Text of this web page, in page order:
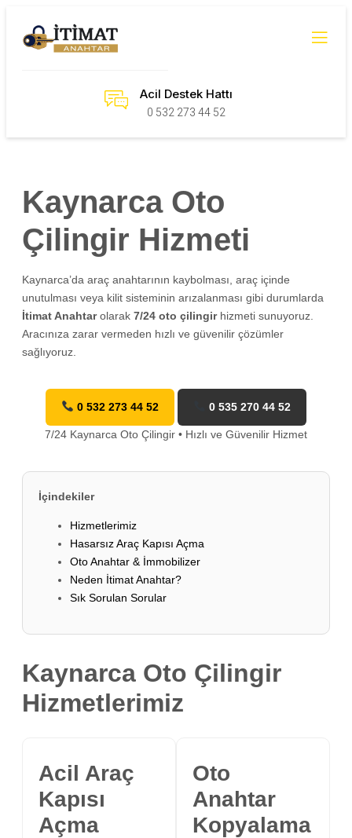
Acil Destek Hattı
0 532 273 44 52
Kaynarca Oto
Çilingir Hizmeti
Kaynarca’da araç anahtarının kaybolması, araç içinde
unutulması veya kilit sisteminin arızalanması gibi durumlarda
İtimat Anahtarolarak 7/24 oto çilingirhizmeti sunuyoruz.
Aracınıza zarar vermeden hızlı ve güvenilir çözümler
sağlıyoruz.
0 532 273 44 52 0 535 270 44 52
7/24 Kaynarca Oto Çilingir • Hızlı ve Güvenilir Hizmet
İçindekiler
Hizmetlerimiz
Hasarsız Araç Kapısı Açma
Oto Anahtar & İmmobilizer
Neden İtimat Anahtar?
Sık Sorulan Sorular
Kaynarca Oto Çilingir
Hizmetlerimiz
Acil Araç
Kapısı
Açma
Oto
Anahtar
Kopyalama